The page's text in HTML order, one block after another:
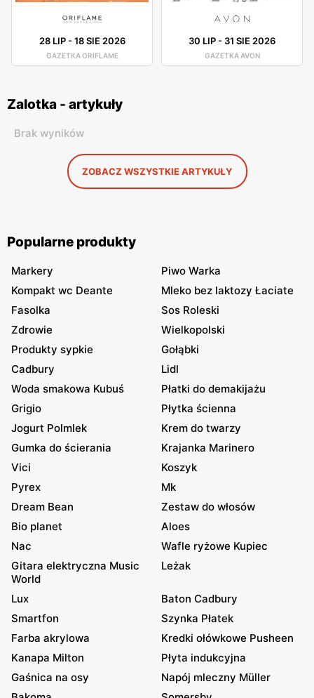
28 LIP-18 SIE 2026
GAZETKA ORIFLAME
30 LIP- 31 SIE 2026
GAZETKA AVON
Zalotka - artykuły
Brak wyników
ZOBACZ WSZYSTKIE ARTYKUŁY
Popularne produkty
Markery
Piwo Warka
Kompakt wc Deante
Mleko bez laktozy Łaciate
Fasolka
Sos Roleski
Zdrowie
Wielkopolski
Produkty sypkie
Gołąbki
Cadbury
Lidl
Woda smakowa Kubuś
Płatki do demakijażu
Grigio
Płytka ścienna
Jogurt Polmlek
Krem do twarzy
Gumka do ścierania
Krajanka Marinero
Vici
Koszyk
Pyrex
Mk
Dream Bean
Zestaw do włosów
Bio planet
Aloes
Nac
Wafle ryżowe Kupiec
Gitara elektryczna Music
World
Leżak
Lux
Baton Cadbury
Smartfon
Szynka Płatek
Farba akrylowa
Kredki ołówkowe Pusheen
Kanapa Milton
Płyta indukcyjna
Gaśnica na osy
Napój mleczny Müller